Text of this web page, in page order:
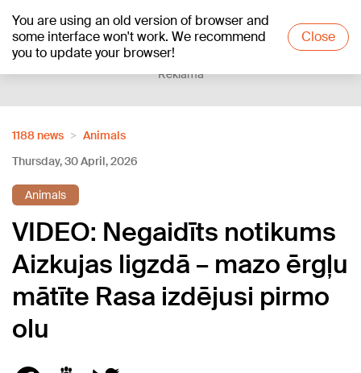
You are using an old version of browser and
some interface won't work. We recommend
you to update your browser!
Close
+19°C
Reklāma
1188 news
Animals
Thursday, 30 April, 2026
Animals
VIDEO: Negaidīts notikums
Aizkujas ligzdā – mazo ērgļu
mātīte Rasa izdējusi pirmo
olu